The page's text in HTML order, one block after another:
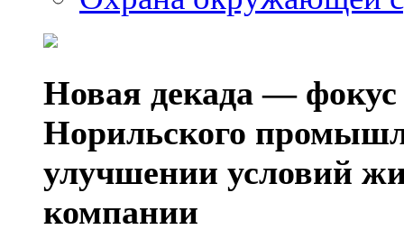
Новая декада — фокус
Норильского
улучшении условий
компании